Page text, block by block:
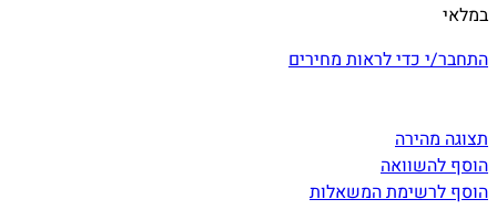
במלאי
התחבר/י כדי לראות מחירים
תצוגה מהירה
הוסף להשוואה
הוסף לרשימת המשאלות